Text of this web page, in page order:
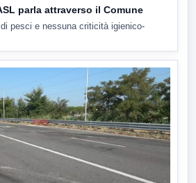
parla attraverso il Comune
pesci e nessuna criticità igienico-